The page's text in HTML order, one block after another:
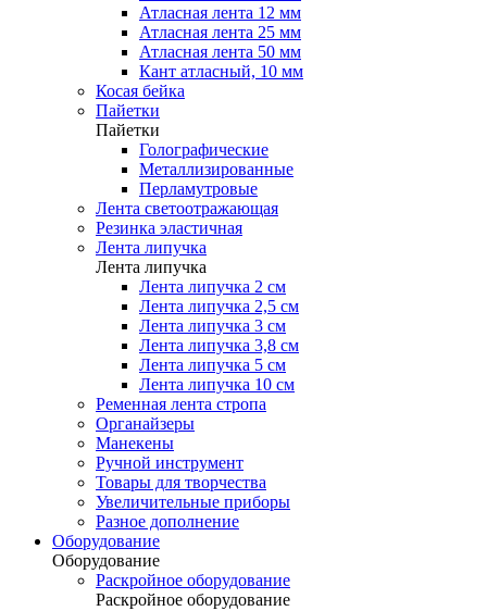
Атласная лента 12 мм
Атласная лента 25 мм
Атласная лента 50 мм
Кант атласный, 10 мм
Косая бейка
Пайетки
Пайетки
Голографические
Металлизированные
Перламутровые
Лента светоотражающая
Резинка эластичная
Лента липучка
Лента липучка
Лента липучка 2 см
Лента липучка 2,5 см
Лента липучка 3 см
Лента липучка 3,8 см
Лента липучка 5 см
Лента липучка 10 см
Ременная лента стропа
Органайзеры
Манекены
Ручной инструмент
Товары для творчества
Увеличительные приборы
Разное дополнение
Оборудование
Оборудование
Раскройное оборудование
Раскройное оборудование